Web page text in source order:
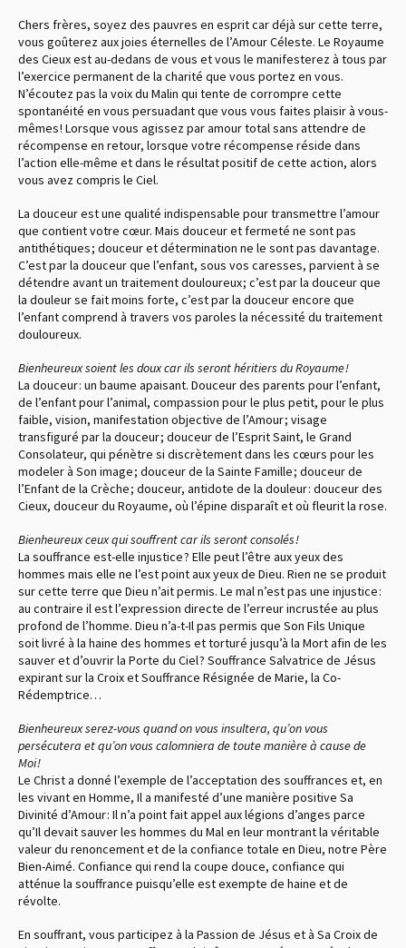
Chers frères, soyez des pauvres en esprit car déjà sur cette terre,
vous goûterez aux joies éternelles de l’Amour Céleste. Le Royaume
des Cieux est au-dedans de vous et vous le manifesterez à tous par
l’exercice permanent de la charité que vous portez en vous.
N’écoutez pas la voix du Malin qui tente de corrompre cette
spontanéité en vous persuadant que vous vous faites plaisir à vous-
mêmes ! Lorsque vous agissez par amour total sans attendre de
récompense en retour, lorsque votre récompense réside dans
l’action elle-même et dans le résultat positif de cette action, alors
vous avez compris le Ciel.
La douceur est une qualité indispensable pour transmettre l’amour
que contient votre cœur. Mais douceur et fermeté ne sont pas
antithétiques ; douceur et détermination ne le sont pas davantage.
C’est par la douceur que l’enfant, sous vos caresses, parvient à se
détendre avant un traitement douloureux ; c’est par la douceur que
la douleur se fait moins forte, c’est par la douceur encore que
l’enfant comprend à travers vos paroles la nécessité du traitement
douloureux.
Bienheureux soient les doux car ils seront héritiers du Royaume !
La douceur : un baume apaisant. Douceur des parents pour l’enfant,
de l’enfant pour l’animal, compassion pour le plus petit, pour le plus
faible, vision, manifestation objective de l’Amour ; visage
transfiguré par la douceur ; douceur de l’Esprit Saint, le Grand
Consolateur, qui pénètre si discrètement dans les cœurs pour les
modeler à Son image ; douceur de la Sainte Famille ; douceur de
l’Enfant de la Crèche ; douceur, antidote de la douleur : douceur des
Cieux, douceur du Royaume, où l’épine disparaît et où fleurit la rose.
Bienheureux ceux qui souffrent car ils seront consolés !
La souffrance est-elle injustice ? Elle peut l’être aux yeux des
hommes mais elle ne l’est point aux yeux de Dieu. Rien ne se produit
sur cette terre que Dieu n’ait permis. Le mal n’est pas une injustice :
au contraire il est l’expression directe de l’erreur incrustée au plus
profond de l’homme. Dieu n’a-t-Il pas permis que Son Fils Unique
soit livré à la haine des hommes et torturé jusqu’à la Mort afin de les
sauver et d’ouvrir la Porte du Ciel ? Souffrance Salvatrice de Jésus
expirant sur la Croix et Souffrance Résignée de Marie, la Co-
Rédemptrice…
Bienheureux serez-vous quand on vous insultera, qu’on vous
persécutera et qu’on vous calomniera de toute manière à cause de
Moi !
Le Christ a donné l’exemple de l’acceptation des souffrances et, en
les vivant en Homme, Il a manifesté d’une manière positive Sa
Divinité d’Amour : Il n’a point fait appel aux légions d’anges parce
qu’Il devait sauver les hommes du Mal en leur montrant la véritable
valeur du renoncement et de la confiance totale en Dieu, notre Père
Bien-Aimé. Confiance qui rend la coupe douce, confiance qui
atténue la souffrance puisqu’elle est exempte de haine et de
révolte.
En souffrant, vous participez à la Passion de Jésus et à Sa Croix de